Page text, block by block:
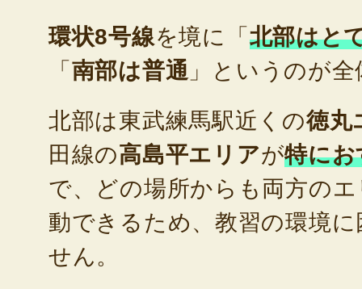
環状8号線を境に「 北部はと
「 南部は普通 」というのが
北部は東武練馬駅近くの徳丸
田線の高島平エリアが特にお
で、どの場所からも両方の
動できるため、教習の環境
せん。